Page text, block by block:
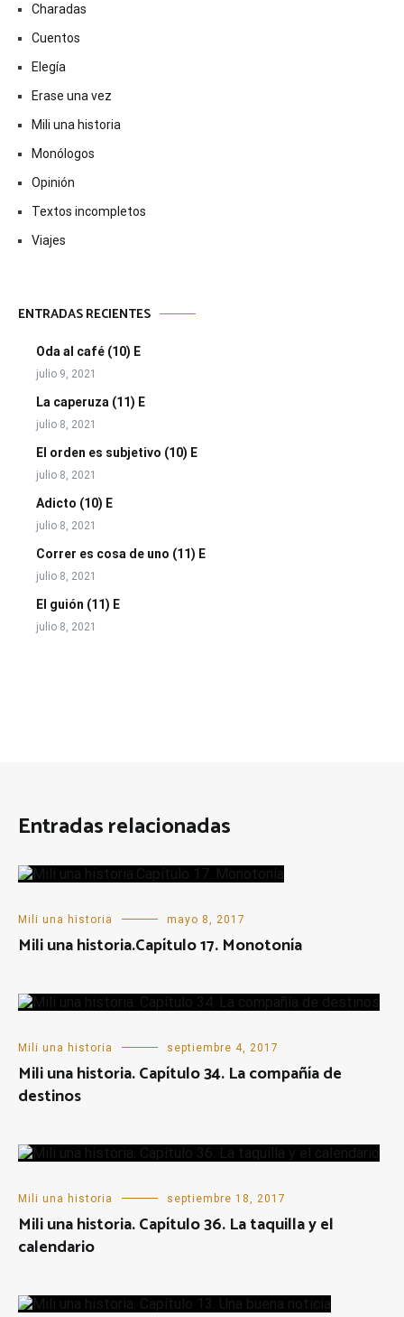
Charadas
Cuentos
Elegía
Erase una vez
Mili una historia
Monólogos
Opinión
Textos incompletos
Viajes
ENTRADAS RECIENTES
Oda al café (10) E
julio 9, 2021
La caperuza (11) E
julio 8, 2021
El orden es subjetivo (10) E
julio 8, 2021
Adicto (10) E
julio 8, 2021
Correr es cosa de uno (11) E
julio 8, 2021
El guión (11) E
julio 8, 2021
Entradas relacionadas
Mili una historia mayo 8, 2017
Mili una historia.Capítulo 17. Monotonía
Mili una historia septiembre 4, 2017
Mili una historia. Capítulo 34. La compañía de
destinos
Mili una historia septiembre 18, 2017
Mili una historia. Capítulo 36. La taquilla y el
calendario